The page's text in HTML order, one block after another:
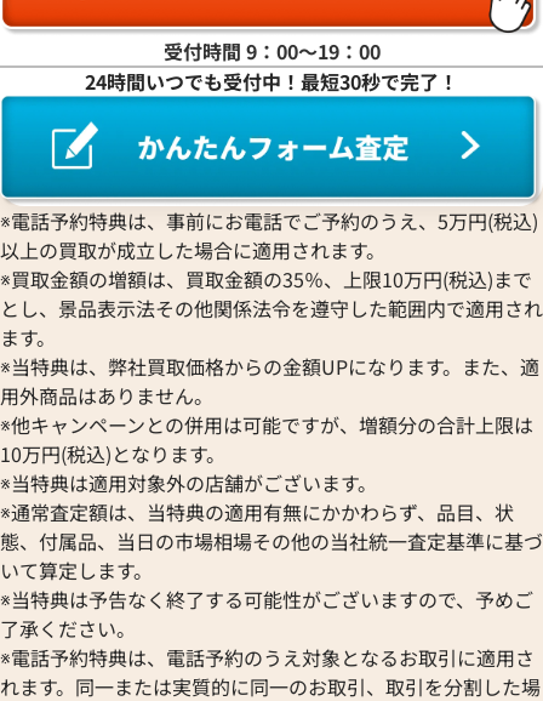
受付時間 9：00〜19：00
24時間いつでも受付中！最短30秒で完了！
※電話予約特典は、事前にお電話でご予約のうえ、5万円(税込)
以上の買取が成立した場合に適用されます。
※買取金額の増額は、買取金額の35％、上限10万円(税込)まで
とし、景品表示法その他関係法令を遵守した範囲内で適用され
ます。
※当特典は、弊社買取価格からの金額UPになります。また、適
用外商品はありません。
※他キャンペーンとの併用は可能ですが、増額分の合計上限は
10万円(税込)となります。
※当特典は適用対象外の店舗がございます。
※通常査定額は、当特典の適用有無にかかわらず、品目、状
態、付属品、当日の市場相場その他の当社統一査定基準に基づ
いて算定します。
※当特典は予告なく終了する可能性がございますので、予めご
了承ください。
※電話予約特典は、電話予約のうえ対象となるお取引に適用さ
れます。同一または実質的に同一のお取引、取引を分割した場